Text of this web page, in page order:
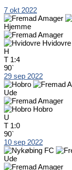
7 okt 2022
Hjemme
Hvidovre
H
T 1:4
90`
29 sep 2022
Ude
Hobro
U
T 1:0
90`
10 sep 2022
Ude